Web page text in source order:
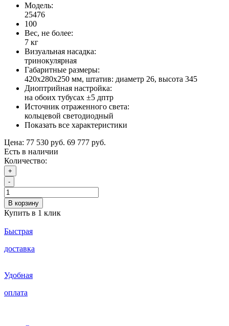
Модель:
25476
100
Вес, не более:
7 кг
Визуальная насадка:
тринокулярная
Габаритные размеры:
420х280х250 мм, штатив: диаметр 26, высота 345
Диоптрийная настройка:
на обоих тубусах ±5 дптр
Источник отраженного света:
кольцевой светодиодный
Показать все характеристики
Цена: 77 530 руб. 69 777 руб.
Есть в наличии
Количество:
+
-
В корзину
Купить в 1 клик
Быстрая
доставка
Удобная
оплата